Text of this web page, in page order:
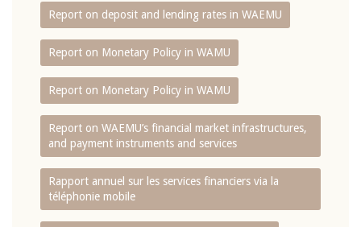
Report on deposit and lending rates in WAEMU
Report on Monetary Policy in WAMU
Report on Monetary Policy in WAMU
Report on WAEMU’s financial market infrastructures,
and payment instruments and services
Rapport annuel sur les services financiers via la
téléphonie mobile